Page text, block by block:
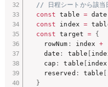
// 日程シートから該当
const table =
const index =
const target = {
    rowNum
: index +
    date
: table [
    cap
: table [ index
    reserved
: table [
}